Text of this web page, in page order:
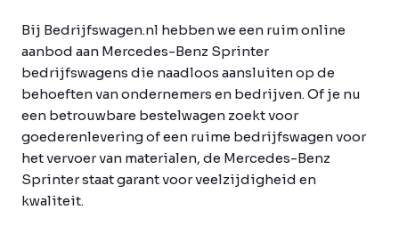
Bij Bedrijfswagen.nl hebben we een ruim online
aanbod aan Mercedes-Benz Sprinter
bedrijfswagens die naadloos aansluiten op de
behoeften van ondernemers en bedrijven. Of je nu
een betrouwbare bestelwagen zoekt voor
goederenlevering of een ruime bedrijfswagen voor
het vervoer van materialen, de Mercedes-Benz
Sprinter staat garant voor veelzijdigheid en
kwaliteit.